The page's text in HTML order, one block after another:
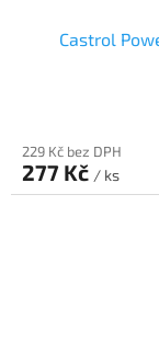
Castrol
229 Kč bez DPH
277 Kč / ks